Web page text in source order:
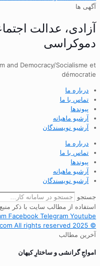
آگهی ها
آزادی، عدالت
دموکراسی
and Democracy/Socialisme et
démocratie
درباره ما
تماس با ما
پیوندها
آرشیو ماهیانه
آرشیو نویسندگان
درباره ما
تماس با ما
پیوندها
آرشیو ماهیانه
آرشیو نویسندگان
جستجو
استفاده از مطالب سایت با ذکر
Facebook Telegram Youtube
© 2025 kar-online.com All rights reserved
آخرین مطالب
‌امواجِ گرانشی و ساختارِ کیهان